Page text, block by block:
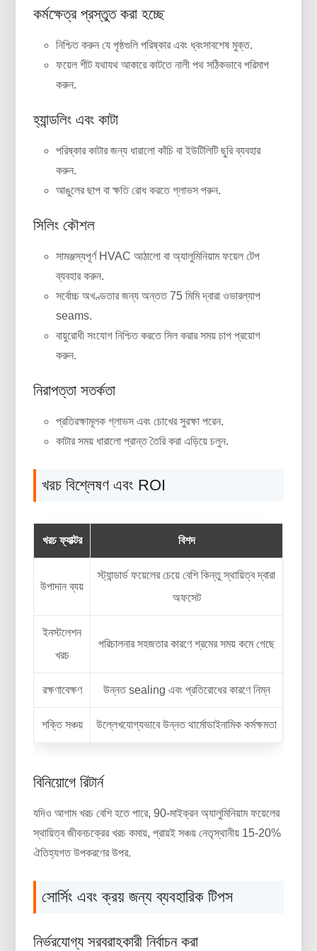
কর্মক্ষেত্র প্রস্তুত করা হচ্ছে
নিশ্চিত করুন যে পৃষ্ঠগুলি পরিষ্কার এবং ধ্বংসাবশেষ মুক্ত.
ফয়েল শীট যথাযথ আকারে কাটতে নালী পথ সঠিকভাবে পরিমাপ
করুন.
হ্যান্ডলিং এবং কাটা
পরিষ্কার কাটার জন্য ধারালো কাঁচি বা ইউটিলিটি ছুরি ব্যবহার
করুন.
আঙুলের ছাপ বা ক্ষতি রোধ করতে গ্লাভস পরুন.
সিলিং কৌশল
সামঞ্জস্যপূর্ণ HVAC আঠালো বা অ্যালুমিনিয়াম ফয়েল টেপ
ব্যবহার করুন.
সর্বোচ্চ অখণ্ডতার জন্য অন্তত 75 মিমি দ্বারা ওভারল্যাপ
seams.
বায়ুরোধী সংযোগ নিশ্চিত করতে সিল করার সময় চাপ প্রয়োগ
করুন.
নিরাপত্তা সতর্কতা
প্রতিরক্ষামূলক গ্লাভস এবং চোখের সুরক্ষা পরেন.
কাটার সময় ধারালো প্রান্ত তৈরি করা এড়িয়ে চলুন.
খরচ বিশ্লেষণ এবং ROI
খরচ ফ্যাক্টর বিশদ
উপাদান ব্যয়
স্ট্যান্ডার্ড ফয়েলের চেয়ে বেশি কিন্তু স্থায়িত্ব দ্বারা
অফসেট
ইনস্টলেশন
খরচ
পরিচালনার সহজতার কারণে শ্রমের সময় কমে গেছে
রক্ষণাবেক্ষণ উন্নত sealing এবং প্রতিরোধের কারণে নিম্ন
শক্তি সঞ্চয় উল্লেখযোগ্যভাবে উন্নত থার্মোডাইনামিক কর্মক্ষমতা
বিনিয়োগে রিটার্ন
যদিও আগাম খরচ বেশি হতে পারে, 90-মাইক্রন অ্যালুমিনিয়াম ফয়েলের
স্থায়িত্ব জীবনচক্রের খরচ কমায়, প্রায়ই সঞ্চয় নেতৃস্থানীয় 15-20%
ঐতিহ্যগত উপকরণের উপর.
সোর্সিং এবং ক্রয় জন্য ব্যবহারিক টিপস
নির্ভরযোগ্য সরবরাহকারী নির্বাচন করা